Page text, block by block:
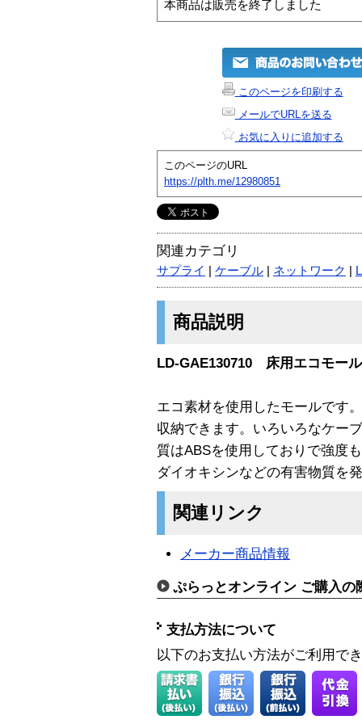
本商品は販売を終了しました
このページを印刷する
メールでURLを送る
お気に入りに追加する
このページのURL
https://plth.me/12980851
関連カテゴリ
サプライ ケーブル ネットワーク
商品説明
LD-GAE130710 床用エコモー
エコ素材を使用したモールです
収納できます。いろいろなケー
質はABSを使用しておりで強度
ダイオキシンなどの有害物質を
関連リンク
メーカー商品情報
ぷらっとオンライン ご購入の
支払方法について
以下のお支払い方法がご利用で